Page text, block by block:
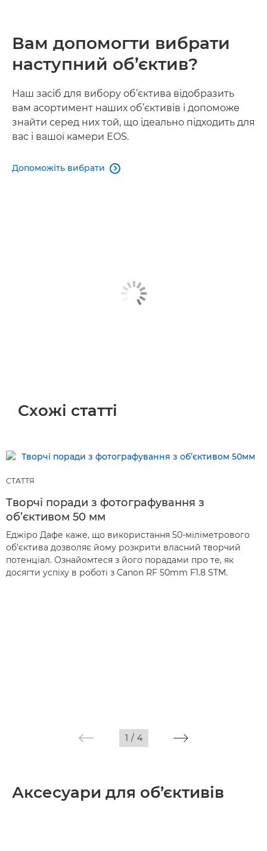
Вам допомогти вибрати
наступний об’єктив?
Наш засіб для вибору об’єктива відобразить
вам асортимент наших об’єктивів і допоможе
знайти серед них той, що ідеально підходить для
вас і вашої камери EOS.
Допоможіть вибрати 
Схожі статті
СТАТТЯ
Творчі поради з фотографування з
об’єктивом 50 мм
Еджіро Дафе каже, що використання 50-міліметрового
об’єктива дозволяє йому розкрити власний творчий
потенціал. Ознайомтеся з його порадами про те, як
досягти успіху в роботі з Canon RF 50mm F1.8 STM.
1 / 4
Аксесуари для об’єктивів